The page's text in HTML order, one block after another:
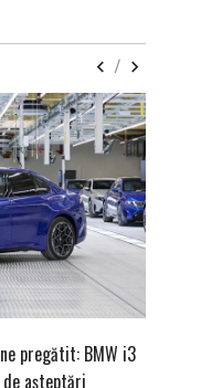
/
pregătit: BMW i3
așteptări